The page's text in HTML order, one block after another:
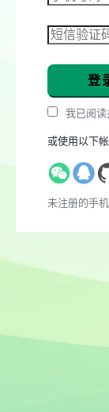
登
我已阅读
或使用以下
未注册的手